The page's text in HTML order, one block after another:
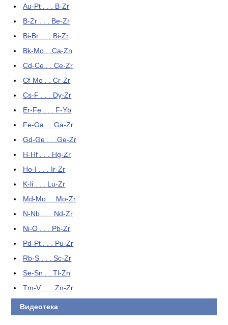
Au-Pt . . . B-Zr
B-Zr . . . Be-Zr
Bi-Br . . . Bi-Zr
Bk-Mo . .Ca-Zn
Cd-Ce . . Ce-Zr
Cf-Mo . . Cr-Zr
Cs-F . . . Dy-Zr
Er-Fe . . . F-Yb
Fe-Ga . . Ga-Zr
Gd-Ge . . .Ge-Zr
H-Hf . . . Hg-Zr
Ho-I . . . Ir-Zr
K-li . . . Lu-Zr
Md-Mo . . Mo-Zr
N-Nb . . . Nd-Zr
Ni-O . . . Pb-Zr
Pd-Pt . . . Pu-Zr
Rb-S . . . Sc-Zr
Se-Sn . . Tl-Zn
Tm-V . . . Zn-Zr
Видеотека